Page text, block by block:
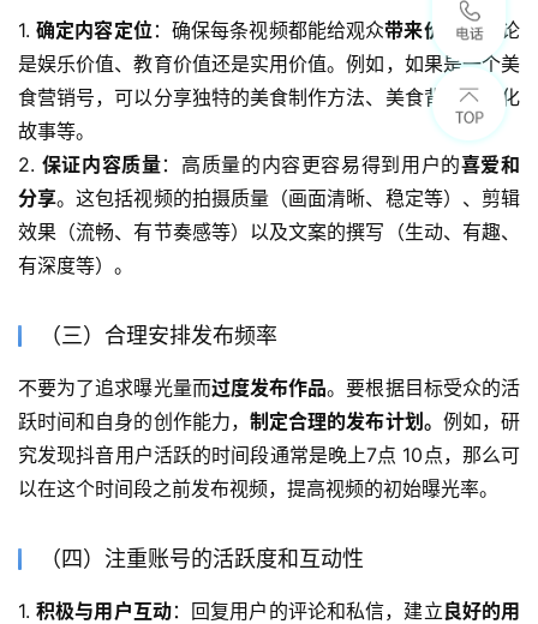
1. 确定内容定位 ：确保每条视频都能给观众带来价值，无论
是娱乐价值、教育价值还是实用价值。例如，如果是一个美
食营销号，可以分享独特的美食制作方法、美食背后的文化
故事等。
2. 保证内容质量：高质量的内容更容易得到用户的喜爱和
分享。这包括视频的拍摄质量（画面清晰、稳定等）、剪辑
效果（流畅、有节奏感等）以及文案的撰写（生动、有趣、
有深度等）。
（三）合理安排发布频率
不要为了追求曝光量而过度发布作品。要根据目标受众的活
跃时间和自身的创作能力， 制定合理的发布计划。 例如，研
究发现抖音用户活跃的时间段通常是晚上7点 10点，那么可
以在这个时间段之前发布视频，提高视频的初始曝光率。
（四）注重账号的活跃度和互动性
1. 积极与用户互动：回复用户的评论和私信，建立良好的用